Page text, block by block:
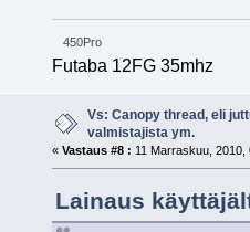
450Pro
Futaba 12FG 35mhz
Vs: Canopy thread, eli
valmistajista ym.
« Vastaus #8 : 11 Marraskuu, 2010,
Lainaus